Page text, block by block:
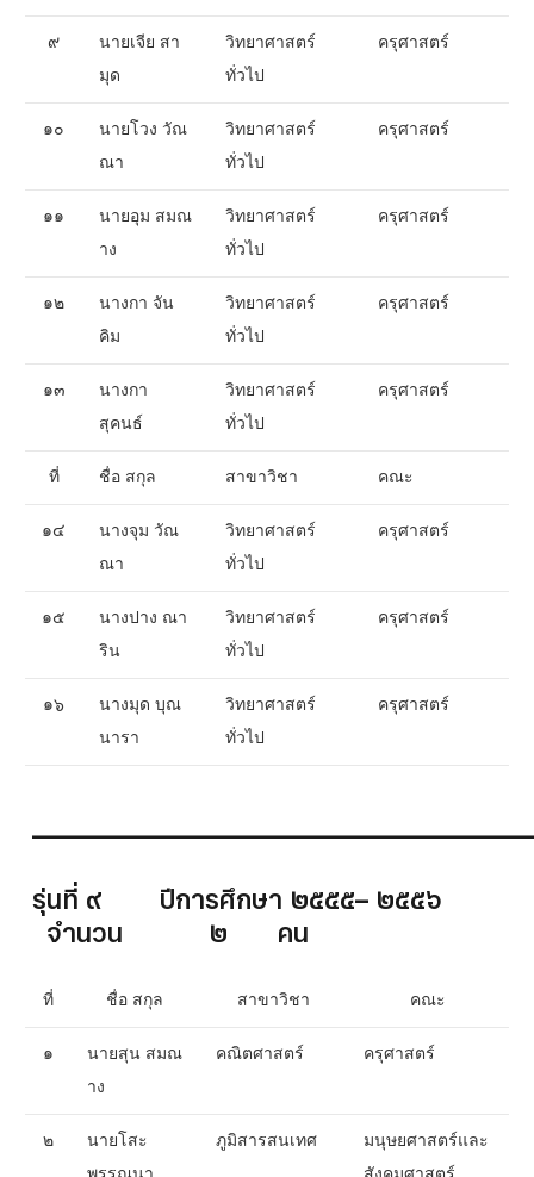
๙
นายเจีย สา
มุด
วิทยาศาสตร์
ทั่วไป
ครุศาสตร์
๑๐
นายโวง วัณ
ณา
วิทยาศาสตร์
ทั่วไป
ครุศาสตร์
๑๑
นายอุม สมณ
าง
วิทยาศาสตร์
ทั่วไป
ครุศาสตร์
๑๒
นางกา จัน
คิม
วิทยาศาสตร์
ทั่วไป
ครุศาสตร์
๑๓
นางกา
สุคนธ์
วิทยาศาสตร์
ทั่วไป
ครุศาสตร์
ที่ ชื่อ สกุล สาขาวิชา คณะ
๑๔
นางจุม วัณ
ณา
วิทยาศาสตร์
ทั่วไป
ครุศาสตร์
๑๕
นางปาง ณา
ริน
วิทยาศาสตร์
ทั่วไป
ครุศาสตร์
๑๖
นางมุด บุณ
นารา
วิทยาศาสตร์
ทั่วไป
ครุศาสตร์
รุ่นที่ ๙ ปีการศึกษา ๒๕๕๕– ๒๕๕๖
จำนวน ๒ คน
ที่ ชื่อ สกุล สาขาวิชา คณะ
๑
นายสุน สมณ
าง
คณิตศาสตร์ ครุศาสตร์
๒
นายโสะ
ภูมิสารสนเทศ
มนุษยศาสตร์และ